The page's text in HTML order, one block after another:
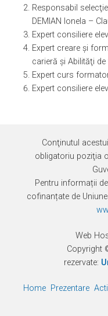
Responsabil
DEMIAN Ionela –
Expert consiliere
Expert creare şi
carieră şi Abilităţi
Expert curs
Expert consiliere
Conţinutul
obligatoriu poziţia
Pentru informații
cofinanțate de
Web
Copyright
rezervate:
Home Prezentare